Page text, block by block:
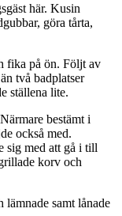
här. Kusin
göra tårta,
fika på ön. Följt av
två badplatser
ställena lite.
bestämt i
också med.
sig med att gå i till
korv och
samt lånade